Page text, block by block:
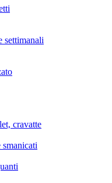
settimanali
cravatte
smanicati